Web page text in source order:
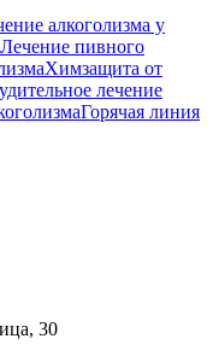
алкоголизма у
Лечение пивного
Химзащита от
лечение
Горячая линия
30